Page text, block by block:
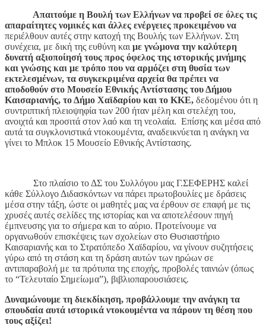
Απαιτούμε η Βουλή των Ελλήνων να προβεί σε όλες τις
απαραίτητες νομικές και άλλες ενέργειες προκειμένου να
περιέλθουν αυτές στην κατοχή της Βουλής των Ελλήνων. Στη
συνέχεια, με δική της ευθύνη και με γνώμονα την καλύτερη
δυνατή αξιοποίησή τους προς όφελος της ιστορικής μνήμης
και γνώσης και με τρόπο που να αρμόζει στη θυσία των
εκτελεσμένων, τα συγκεκριμένα αρχεία θα πρέπει να
αποδοθούν στο Μουσείο Εθνικής Αντίστασης του Δήμου
Καισαριανής, το Δήμο Χαϊδαρίου και το ΚΚΕ, δεδομένου ότι η
συντριπτική πλειοψηφία των 200 ήταν μέλη και στελέχη του,
ανοιχτά και προσιτά στον λαό και τη νεολαία. Επίσης και μέσα από
αυτά τα συγκλονιστικά ντοκουμέντα, αναδεικνύεται η ανάγκη να
γίνει το Μπλοκ 15 Μουσείο Εθνικής Αντίστασης.
Στο πλαίσιο το ΔΣ του Συλλόγου μας Γ.ΣΕΦΕΡΗΣ καλεί
κάθε Σύλλογο Διδασκόντων να πάρει πρωτοβουλίες με δράσεις
μέσα στην τάξη, ώστε οι μαθητές μας να έρθουν σε επαφή με τις
χρυσές αυτές σελίδες της ιστορίας και να αποτελέσουν πηγή
έμπνευσης για το σήμερα και το αύριο. Προτείνουμε να
οργανωθούν επισκέψεις των σχολείων στο Θυσιαστήριο
Καισαριανής και το Στρατόπεδο Χαϊδαρίου, να γίνουν συζητήσεις
γύρω από τη στάση και τη δράση αυτών των ηρώων σε
αντιπαραβολή με τα πρότυπα της εποχής, προβολές ταινιών (όπως
το “Τελευταίο Σημείωμα”), βιβλιοπαρουσιάσεις.
Δυναμώνουμε τη διεκδίκηση, προβάλλουμε την ανάγκη τα
σπουδαία αυτά ιστορικά ντοκουμέντα να πάρουν τη θέση που
τους αξίζει!